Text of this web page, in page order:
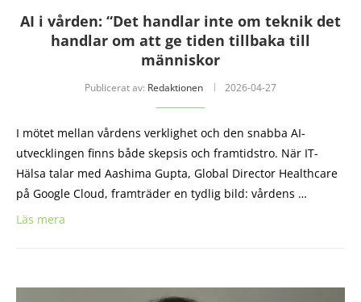
AI i vården: “Det handlar inte om teknik det
handlar om att ge tiden tillbaka till
människor
Publicerat av: Redaktionen 2026-04-27
I mötet mellan vårdens verklighet och den snabba AI-
utvecklingen finns både skepsis och framtidstro. När IT-
Hälsa talar med Aashima Gupta, Global Director Healthcare
på Google Cloud, framträder en tydlig bild: vårdens …
Läs mera